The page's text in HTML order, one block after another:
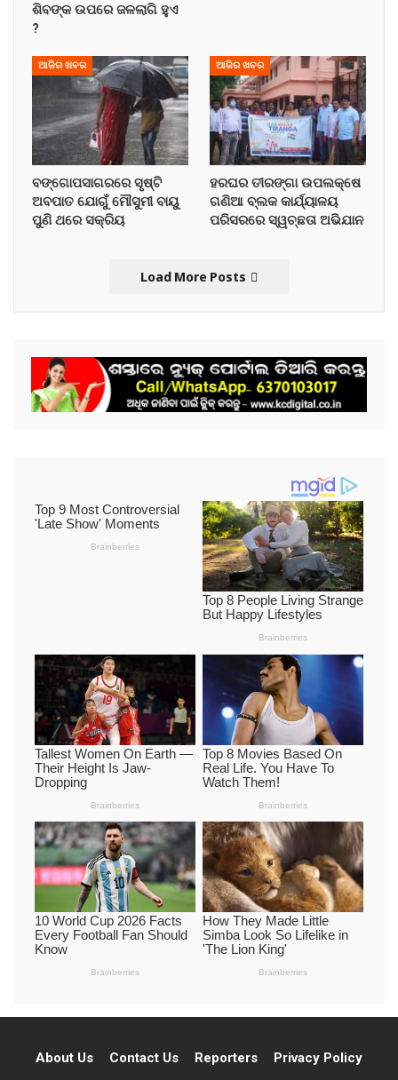
ଶିବଙ୍କ ଉପରେ ଜଳଲାଗି ହୁଏ
?
ଆଜିର ଖବର
ବଙ୍ଗୋପସାଗରରେ ସୃଷ୍ଟି
ଅବପାତ ଯୋଗୁଁ ମୌସୁମୀ ବାୟୁ
ପୁଣି ଥରେ ସକ୍ରିୟ
ଆଜିର ଖବର
ହରଘର ତୀରଙ୍ଗା ଉପଲକ୍ଷେ
ଗଣିଆ ବ୍ଲକ କାର୍ଯ୍ୟାଳୟ
ପରିସରରେ ସ୍ୱଚ୍ଛତା ଅଭିଯାନ
Load More Posts
About Us Contact Us Reporters Privacy Policy